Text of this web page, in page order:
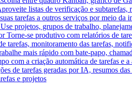
listas de verificação e
tarefas a outros serviços por meio da
Use projetos, grupos de trabalho,
Torne-se produtivo com relatórios de
tarefas, monitoramento das tarefas,
mais rápido com bate-papo,
com a criação automática de tarefas e
de tarefas geradas por IA, resumos
e projetos